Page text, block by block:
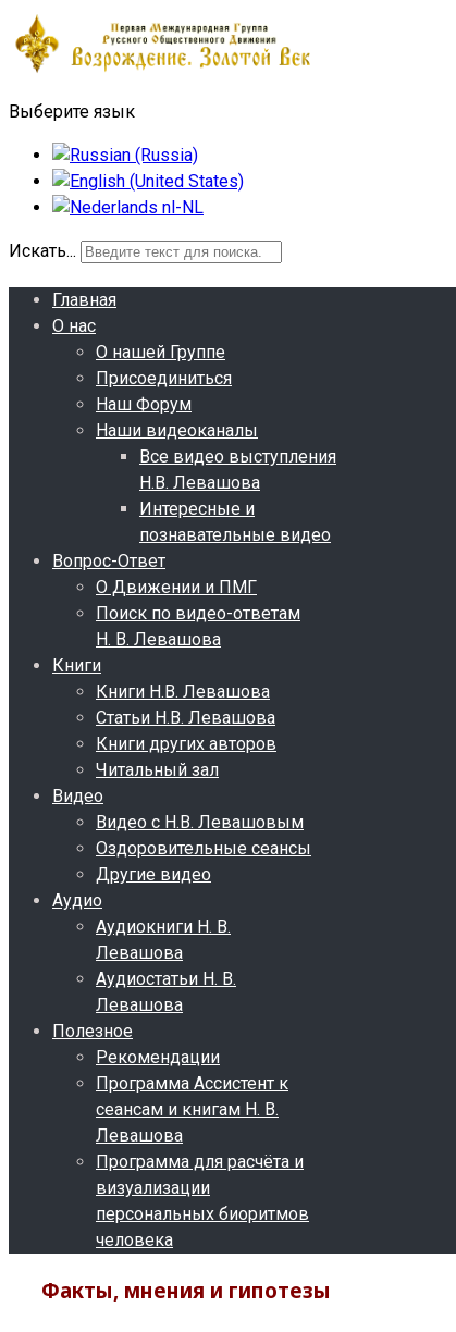
Выберите язык
Искать...
Главная
О нас
О нашей Группе
Присоединиться
Наш Форум
Наши видеоканалы
Все видео выступления
Н.В. Левашова
Интересные и
познавательные видео
Вопрос-Ответ
О Движении и ПМГ
Поиск по видео-ответам
Н. В. Левашова
Книги
Книги Н.В. Левашова
Статьи Н.В. Левашова
Книги других авторов
Читальный зал
Видео
Видео с Н.В. Левашовым
Оздоровительные сеансы
Другие видео
Аудио
Аудиокниги Н. В.
Левашова
Аудиостатьи Н. В.
Левашова
Полезное
Рекомендации
Программа Ассистент к
сеансам и книгам Н. В.
Левашова
Программа для расчёта и
визуализации
персональных биоритмов
человека
Факты, мнения и гипотезы